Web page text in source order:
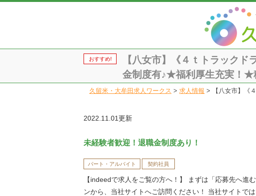
おすすめ!
【八女市】《４ｔトラック
金制度有♪★福利厚生充実！★
久留米・大牟田求人ワークス > 求人情報 >
【八女市】
2022.11.01更新
未経験者歓迎！退職金制度あり！
パート・アルバイト 契約社員
【indeedで求人をご覧の方へ！】 まずは「応募先へ進
ンから、当社サイトへご訪問ください！ 当社サイトでは